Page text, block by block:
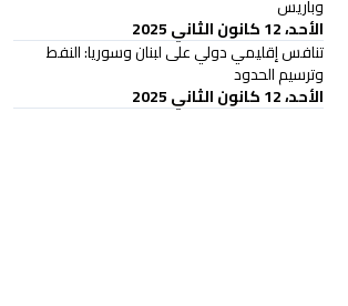
وباريس
الأحد، 12 كانون الثاني 2025
تنافس إقليمي دولي على لبنان وسوريا: النفط
وترسيم الحدود
الأحد، 12 كانون الثاني 2025